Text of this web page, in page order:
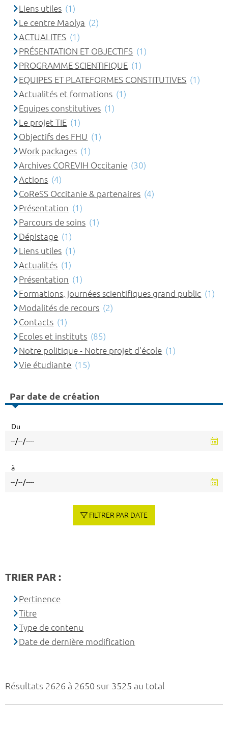
Résultats 2626 à 2650 sur 3525 au total
Liens utiles (1)
Le centre Maolya (2)
ACTUALITES (1)
PRÉSENTATION ET OBJECTIFS (1)
PROGRAMME SCIENTIFIQUE (1)
EQUIPES ET PLATEFORMES CONSTITUTIVES (1)
Actualités et formations (1)
Equipes constitutives (1)
Le projet TIE (1)
Objectifs des FHU (1)
Work packages (1)
Archives COREVIH Occitanie (30)
Actions (4)
CoReSS Occitanie & partenaires (4)
Présentation (1)
Parcours de soins (1)
Dépistage (1)
Liens utiles (1)
Actualités (1)
Présentation (1)
Formations, journées scientifiques grand public (1)
Modalités de recours (2)
Contacts (1)
Ecoles et instituts (85)
Notre politique - Notre projet d'école (1)
Vie étudiante (15)
Par date de création
Du
à
FILTRER PAR DATE
TRIER PAR :
Pertinence
Titre
Type de contenu
Date de dernière modification